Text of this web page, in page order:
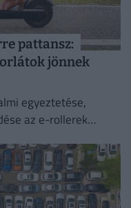
pattansz:
jönnek
egyeztetése,
az e-rollerek
a kötelező